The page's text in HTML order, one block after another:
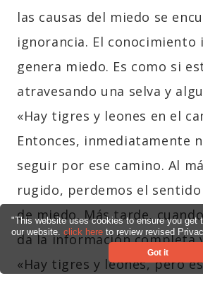
"This website uses cookies to ensure you get
our website. click here to review revised
Got it
las causas del miedo se
ignorancia. El conocimiento
genera miedo. Es como si
atravesando una selva y
«Hay tigres y leones en el
Entonces, inmediatamente
seguir por ese camino. Al
rugido, perdemos el
de miedo. Más tarde,
da la información completa
«Hay tigres y leones, pero